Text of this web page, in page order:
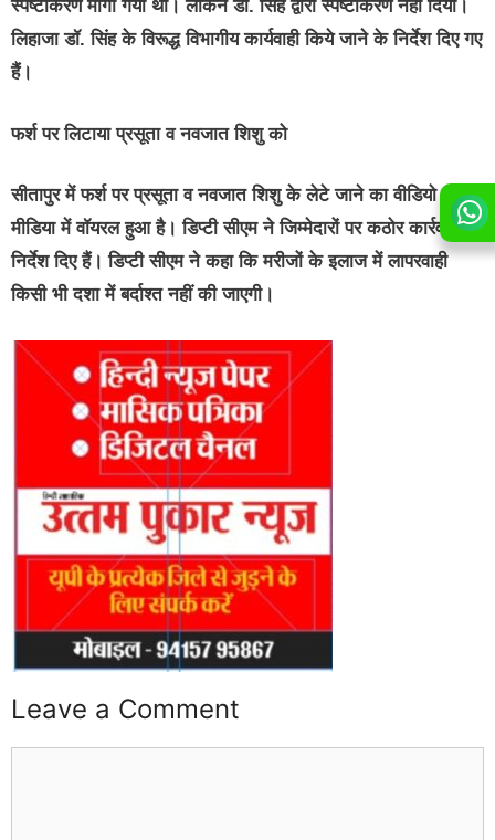
स्पष्टीकरण मांगा गया था। लेकिन डॉ. सिंह द्वारा स्पष्टीकरण नहीं दिया।
लिहाजा डॉ. सिंह के विरूद्ध विभागीय कार्यवाही किये जाने के निर्देश दिए गए
हैं।
फर्श पर लिटाया प्रसूता व नवजात शिशु को
सीतापुर में फर्श पर प्रसूता व नवजात शिशु के लेटे जाने का वीडियो सोशल
मीडिया में वॉयरल हुआ है। डिप्टी सीएम ने जिम्मेदारों पर कठोर कार्रवाई के
निर्देश दिए हैं। डिप्टी सीएम ने कहा कि मरीजों के इलाज में लापरवाही
किसी भी दशा में बर्दाश्त नहीं की जाएगी।
Leave a Comment